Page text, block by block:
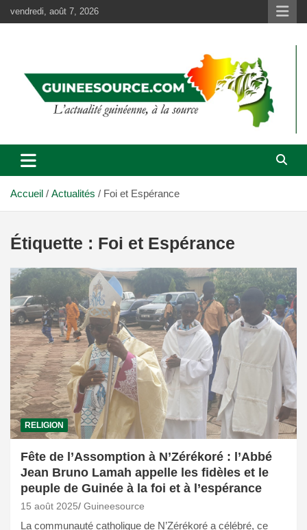
au
vendredi, août 7, 2026
Accueil Actualités Foi et Espérance
Étiquette : Foi et Espérance
RELIGION
Fête de l’Assomption à N’Zérékoré : l’Abbé
Jean Bruno Lamah appelle les fidèles et le
peuple de Guinée à la foi et à l’espérance
15 août 2025 Guineesource
La communauté catholique de N’Zérékoré a célébré, ce